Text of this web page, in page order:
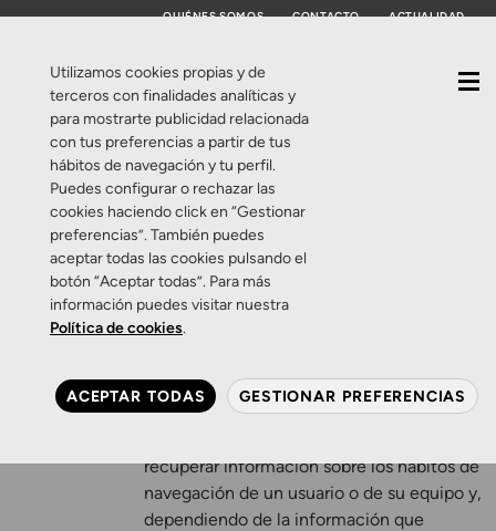
QUIÉNES SOMOS CONTACTO ACTUALIDAD
Política
de
cookies
20 de mayo de
2026
Zamarripa
Ópticos
La versión de escritorio del Sitio Web utiliza
una tecnología denominada “cookies”, con la
finalidad de poder recabar información
acerca del uso del sitio web. La presente
Política de Cookies tiene por finalidad
informarle de manera clara y precisa sobre
las cookies que se utilizan en el sitio web.
¿Qué son las cookies?
su ordenador al acceder a determinadas
páginas web. Las cookies permiten a una
recuperar información sobre los hábitos de
navegación de un usuario o de su equipo y,
dependiendo de la información que
Utilizamos cookies propias y de
terceros con finalidades analíticas y
para mostrarte publicidad relacionada
con tus preferencias a partir de tus
hábitos de navegación y tu perfil.
Puedes configurar o rechazar las
cookies haciendo click en “Gestionar
preferencias”. También puedes
aceptar todas las cookies pulsando el
botón “Aceptar todas”. Para más
información puedes visitar nuestra
Política de cookies.
ACEPTAR TODAS GESTIONAR PREFERENCIAS